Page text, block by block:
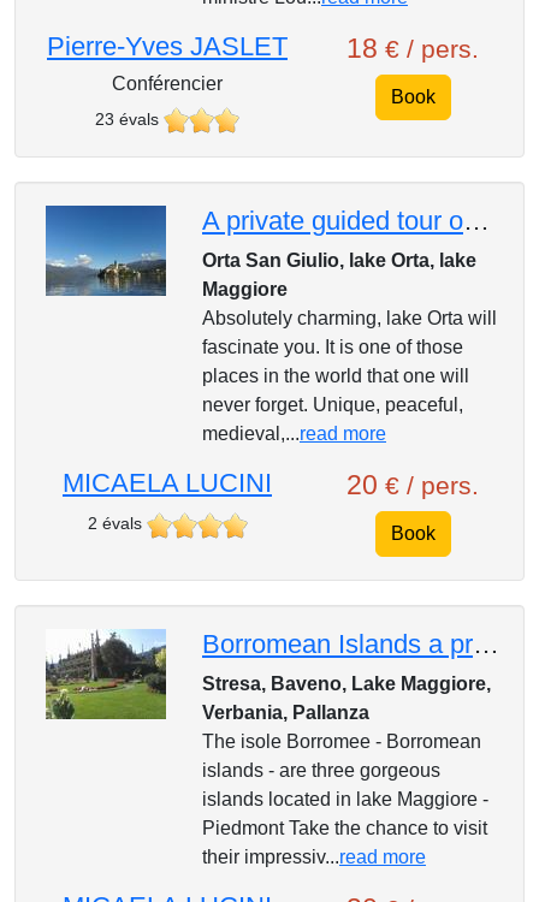
Pierre-Yves JASLET
Conférencier
23 évals
18 € / pers.
Book
A private guided tour on charming lake Orta
Orta San Giulio, lake Orta, lake
Maggiore
Absolutely charming, lake Orta will
fascinate you. It is one of those
places in the world that one will
never forget. Unique, peaceful,
medieval,...read more
MICAELA LUCINI
2 évals
20 € / pers.
Book
Borromean Islands a private tour with an experienced local guide
Stresa, Baveno, Lake Maggiore,
Verbania, Pallanza
The isole Borromee - Borromean
islands - are three gorgeous
islands located in lake Maggiore -
Piedmont Take the chance to visit
their impressiv...read more